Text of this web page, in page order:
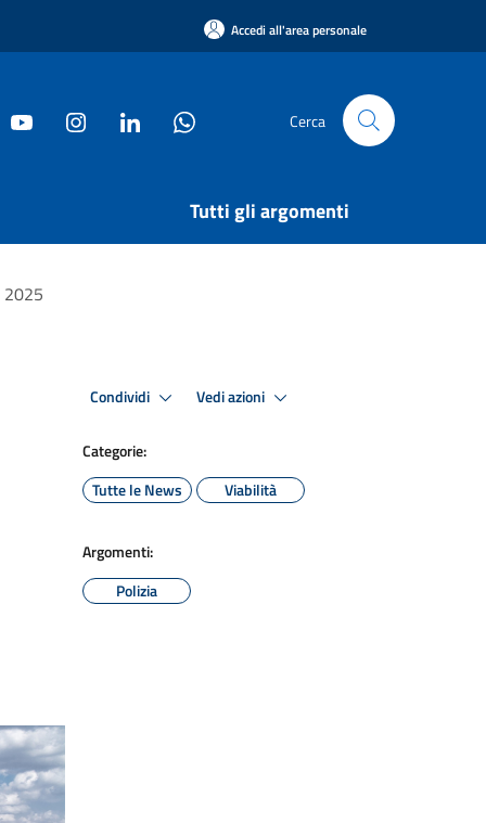
Accedi all'area personale
Cerca
Tutti gli argomenti
2025
Condividi Vedi azioni
Categorie:
Tutte le News
Viabilità
Argomenti:
Polizia